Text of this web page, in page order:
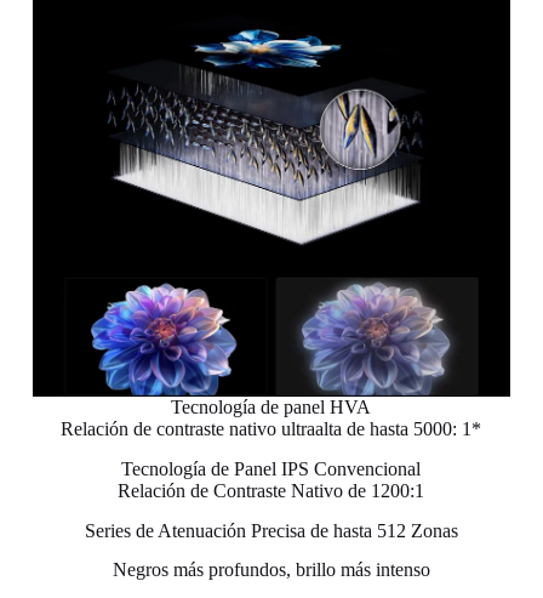
Tecnología de panel HVA
Relación de contraste nativo ultraalta de hasta 5000: 1*
Tecnología de Panel IPS Convencional
Relación de Contraste Nativo de 1200:1
Series de Atenuación Precisa de hasta 512 Zonas
Negros más profundos, brillo más intenso